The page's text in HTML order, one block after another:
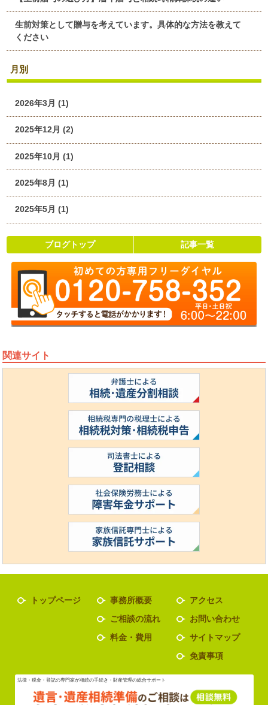
生前対策として贈与を考えています。具体的な方法を教えて
ください
月別
2026年3月 (1)
2025年12月 (2)
2025年10月 (1)
2025年8月 (1)
2025年5月 (1)
ブログトップ 記事一覧
関連サイト
トップページ
事務所概要
ご相談の流れ
料金・費用
アクセス
お問い合わせ
サイトマップ
免責事項
法律・税金・登記の専門家が相続の手続き・財産管理の総合サポート